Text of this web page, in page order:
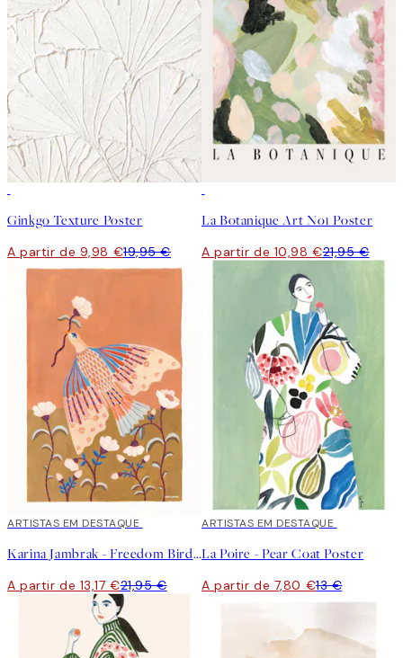
Ginkgo Texture Poster
A partir de 9,98 €19,95 €
La Botanique Art No1 Poster
A partir de 10,98 €21,95 €
40%*
ARTISTAS EM DESTAQUE
Karina Jambrak - Freedom Bird Poster
A partir de 13,17 €21,95 €
40%*
ARTISTAS EM DESTAQUE
La Poire - Pear Coat Poster
A partir de 7,80 €13 €